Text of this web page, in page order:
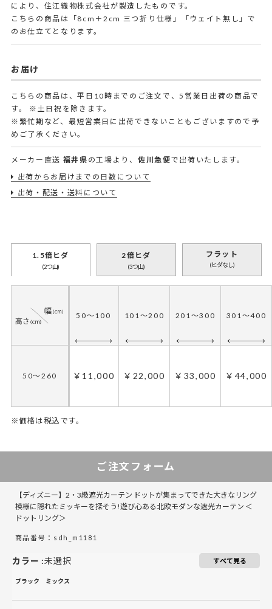
により、住江織物株式会社が製造したものです。
こちらの商品は「8cm＋2cm 三つ折り仕様」「ウェイト無し」で
のお仕立てとなります。
お届け
こちらの商品は、平日10時までのご注文で、5営業日出荷の商品で
す。
※土日祝を除きます。
※繁忙期など、最短営業日に出荷できないこともございますので予
めご了承ください。
メーカー直送 福井県 の工場より、 佐川急便で出荷いたします。
出荷からお届けまでの日数について
出荷・配送・送料について
1.5倍ヒダ
(2つ山)
50～100 101～200 201～300 301～400
50～260 ￥11,000 ￥22,000 ￥33,000 ￥44,000
※価格は税込です。
2倍ヒダ
(3つ山)
50～260
フラット
(ヒダなし)
50～260
ご注文フォーム
【ディズニー】2・3級遮光カーテン ドットが集まってできた大きなリング
模様に隠れたミッキーを探そう!遊び心ある北欧モダンな遮光カーテン ＜
ドットリング＞
商品番号：sdh_m1181
カラー :未選択 すべて見る
ブラック ミックス